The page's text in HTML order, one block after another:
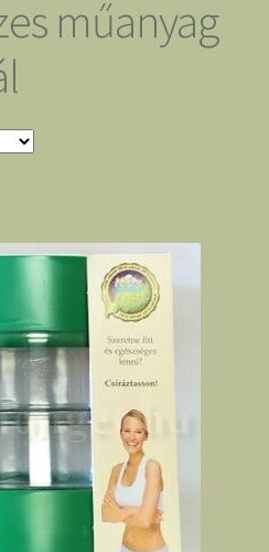
műanyag